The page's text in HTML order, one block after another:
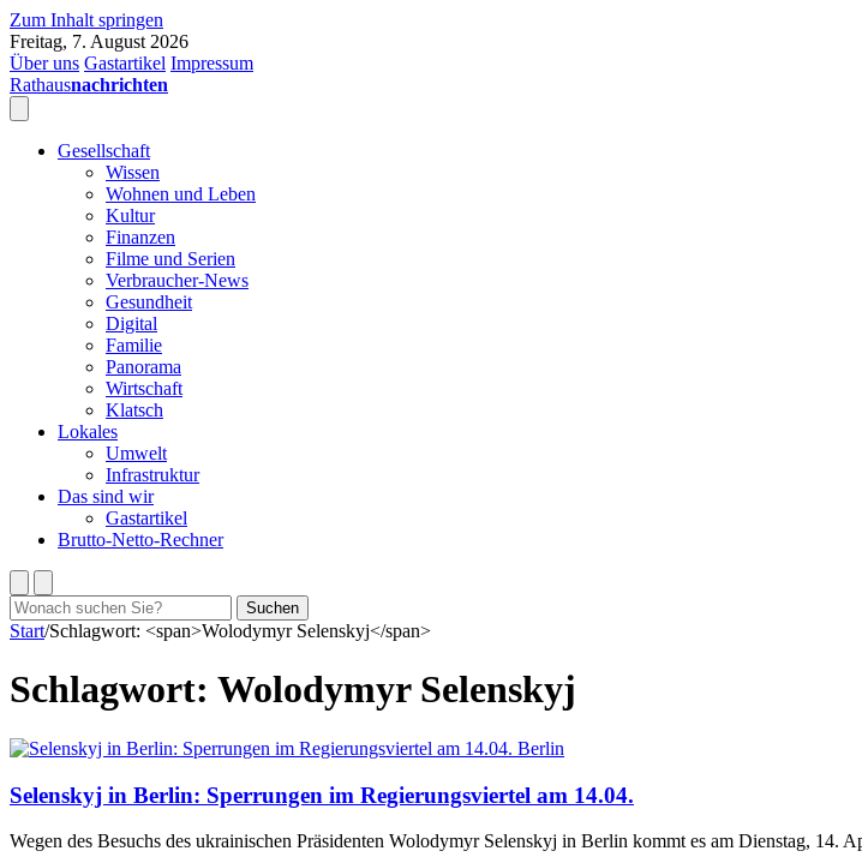
Zum Inhalt springen
Freitag, 7. August 2026
Über uns Gastartikel Impressum
Rathausnachrichten
Gesellschaft
Wissen
Wohnen und Leben
Kultur
Finanzen
Filme und Serien
Verbraucher-News
Gesundheit
Digital
Familie
Panorama
Wirtschaft
Klatsch
Lokales
Umwelt
Infrastruktur
Das sind wir
Gastartikel
Brutto-Netto-Rechner
Suchen
nach:
Suchen
Start/Schlagwort: <span>Wolodymyr Selenskyj</span>
Schlagwort: Wolodymyr Selenskyj
Berlin
Selenskyj in Berlin: Sperrungen im Regierungsviertel am 14.04.
Wegen des Besuchs des ukrainischen Präsidenten Wolodymyr Selenskyj in Berlin kommt es am Dienstag, 14.